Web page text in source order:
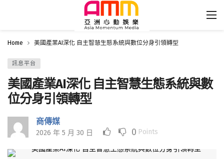
Home 美國產業AI深化 自主智慧生態系統與數位分身引領轉型
訊息平台
美國產業AI深化 自主智慧生態系統與數
位分身引領轉型
商傳媒
2026 年 5 月 30 日 0 Points